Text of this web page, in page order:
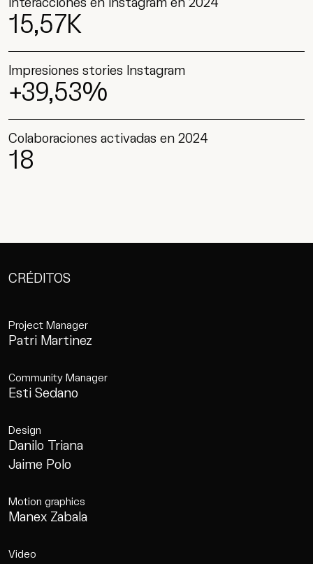
Interacciones en Instagram en 2024
15,57K
Impresiones stories Instagram
+39,53%
Colaboraciones activadas en 2024
18
CRÉDITOS
Project Manager
Patri Martinez
Community Manager
Esti Sedano
Design
Danilo Triana
Jaime Polo
Motion graphics
Manex Zabala
Video